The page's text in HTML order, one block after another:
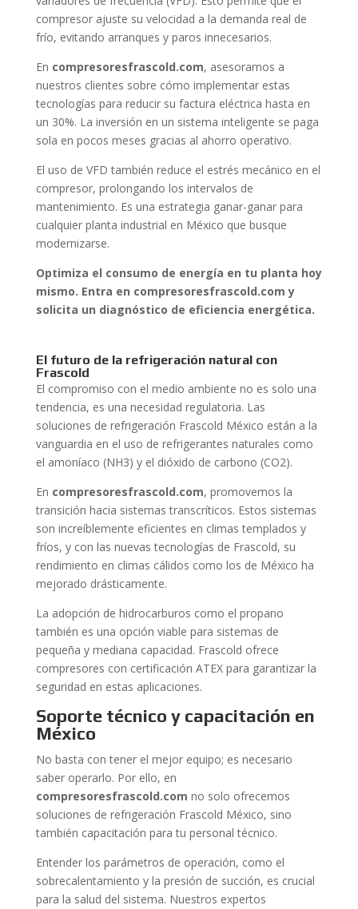
compresor ajuste su velocidad a la demanda real de
frío, evitando arranques y paros innecesarios.
En compresoresfrascold.com, asesoramos a
nuestros clientes sobre cómo implementar estas
tecnologías para reducir su factura eléctrica hasta en
un 30%. La inversión en un sistema inteligente se paga
sola en pocos meses gracias al ahorro operativo.
El uso de VFD también reduce el estrés mecánico en el
compresor, prolongando los intervalos de
mantenimiento. Es una estrategia ganar-ganar para
cualquier planta industrial en México que busque
modernizarse.
Optimiza el consumo de energía en tu planta hoy
mismo. Entra en compresoresfrascold.com y
solicita un diagnóstico de eficiencia energética.
El futuro de la refrigeración natural con
Frascold
El compromiso con el medio ambiente no es solo una
tendencia, es una necesidad regulatoria. Las
soluciones de refrigeración Frascold México están a la
vanguardia en el uso de refrigerantes naturales como
el amoníaco (NH3) y el dióxido de carbono (CO2).
En compresoresfrascold.com, promovemos la
transición hacia sistemas transcríticos. Estos sistemas
son increíblemente eficientes en climas templados y
fríos, y con las nuevas tecnologías de Frascold, su
rendimiento en climas cálidos como los de México ha
mejorado drásticamente.
La adopción de hidrocarburos como el propano
también es una opción viable para sistemas de
pequeña y mediana capacidad. Frascold ofrece
compresores con certificación ATEX para garantizar la
seguridad en estas aplicaciones.
Soporte técnico y capacitación en
México
No basta con tener el mejor equipo; es necesario
saber operarlo. Por ello, en
compresoresfrascold.com no solo ofrecemos
soluciones de refrigeración Frascold México, sino
también capacitación para tu personal técnico.
Entender los parámetros de operación, como el
sobrecalentamiento y la presión de succión, es crucial
para la salud del sistema. Nuestros expertos